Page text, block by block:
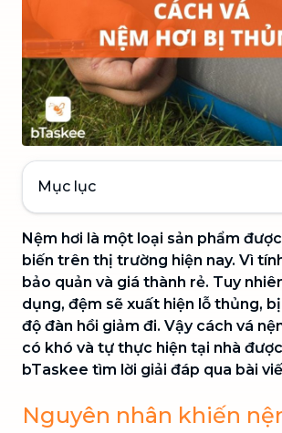
Mục lục
Nệm hơi là một loại sản phẩm
biến trên thị trường hiện nay. Vì
bảo quản và giá thành rẻ. Tuy
dụng, đệm sẽ xuất hiện lỗ thủng,
độ đàn hồi giảm đi. Vậy cách vá
có khó và tự thực hiện tại nhà
bTaskee tìm lời giải đáp qua bài
Nguyên nhân khiến